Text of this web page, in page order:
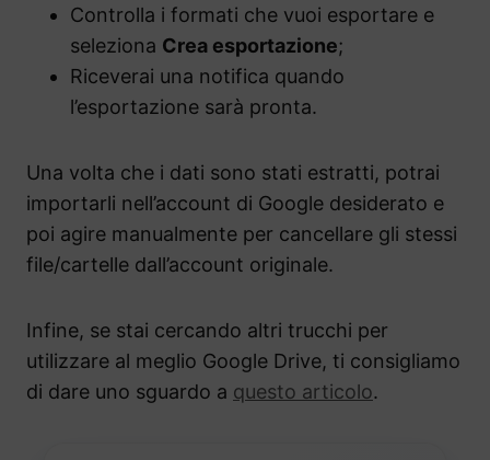
Controlla i formati che vuoi esportare e
seleziona Crea esportazione;
Riceverai una notifica quando
l’esportazione sarà pronta.
Una volta che i dati sono stati estratti, potrai
importarli nell’account di Google desiderato e
poi agire manualmente per cancellare gli stessi
file/cartelle dall’account originale.
Infine, se stai cercando altri trucchi per
utilizzare al meglio Google Drive, ti consigliamo
di dare uno sguardo a questo articolo.